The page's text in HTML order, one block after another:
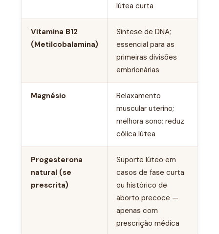
lútea curta
Vitamina B12
(Metilcobalamina)
Síntese de DNA;
essencial para as
primeiras divisões
embrionárias
Magnésio
Relaxamento
muscular uterino;
melhora sono; reduz
cólica lútea
Progesterona
natural (se
prescrita)
Suporte lúteo em
casos de fase curta
ou histórico de
aborto precoce —
apenas com
prescrição médica